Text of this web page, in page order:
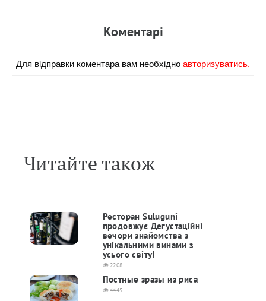
Коментарi
Для вiдправки коментара вам необхiдноавторизуватись.
Читайте також
Ресторан Suluguni
продовжує Дегустаційні
вечори знайомства з
унікальними винами з
усього світу!
2208
Постные зразы из риса
4445